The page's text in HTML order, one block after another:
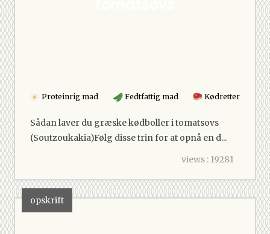
Proteinrig mad Fedtfattig mad Kødretter
Sådan laver du græske kødboller i tomatsovs
(Soutzoukakia)Følg disse trin for at opnå en d...
views : 19281
opskrift